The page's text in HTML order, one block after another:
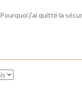
Pourquoi j'ai quitté la